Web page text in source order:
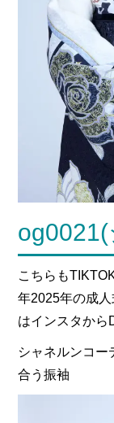
こちらも
年2025年の成
はインスタから
シャネルンコー
合う振袖